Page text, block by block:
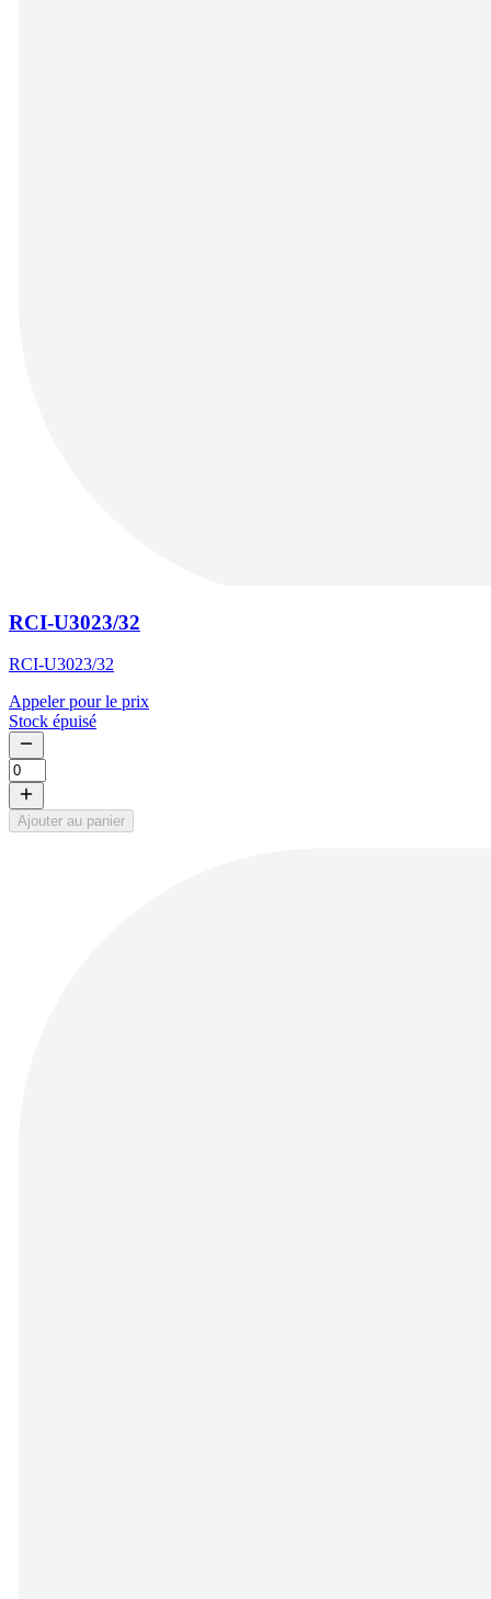
RCI-U3023/32
RCI-U3023/32
Appeler pour le prix
Stock épuisé
Ajouter au panier